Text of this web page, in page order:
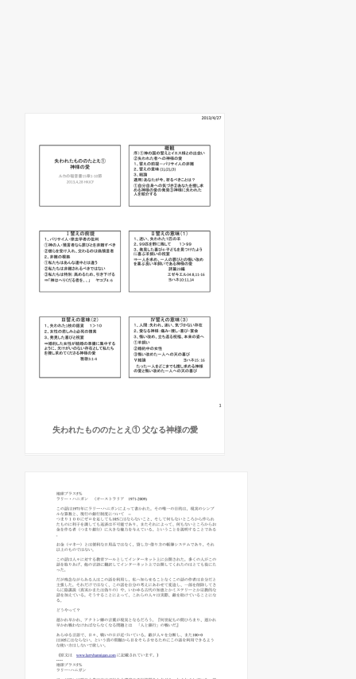
失われたもののたとえ① 父なる神様の愛